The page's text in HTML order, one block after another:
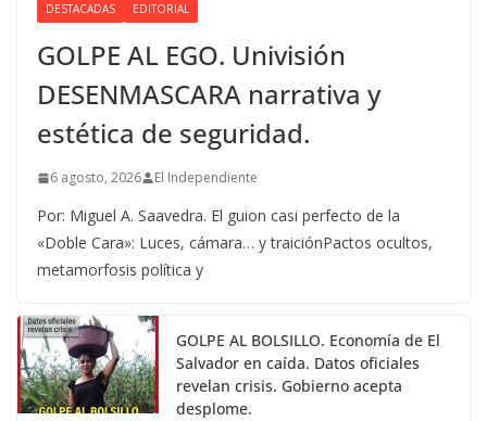
DESTACADAS EDITORIAL
GOLPE AL EGO. Univisión
DESENMASCARA narrativa y
estética de seguridad.
6 agosto, 2026 El Independiente
Por: Miguel A. Saavedra. El guion casi perfecto de la
«Doble Cara»: Luces, cámara… y traiciónPactos ocultos,
metamorfosis política y
GOLPE AL BOLSILLO. Economía de El
Salvador en caída. Datos oficiales
revelan crisis. Gobierno acepta
desplome.